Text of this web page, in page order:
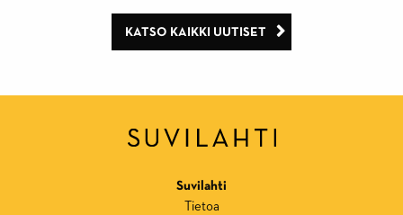
KATSO KAIKKI UUTISET
Suvilahti
Tietoa